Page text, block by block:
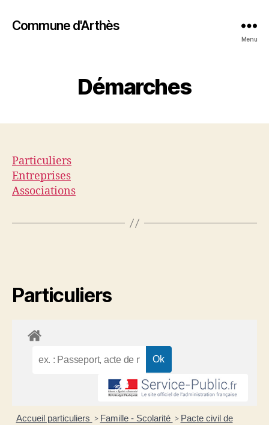
Commune d'Arthès
Menu
Démarches
Particuliers
Entreprises
Associations
Particuliers
Accueil particuliers > Famille - Scolarité > Pacte civil de